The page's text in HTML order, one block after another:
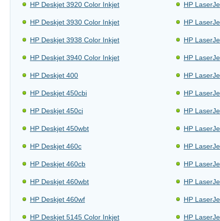
HP Deskjet 3920 Color Inkjet
HP Deskjet 3930 Color Inkjet
HP Deskjet 3938 Color Inkjet
HP Deskjet 3940 Color Inkjet
HP Deskjet 400
HP Deskjet 450cbi
HP Deskjet 450ci
HP Deskjet 450wbt
HP Deskjet 460c
HP Deskjet 460cb
HP Deskjet 460wbt
HP Deskjet 460wf
HP Deskjet 5145 Color Inkjet
HP
HP
HP
HP
HP
HP
HP
HP
HP
HP
HP
HP
HP